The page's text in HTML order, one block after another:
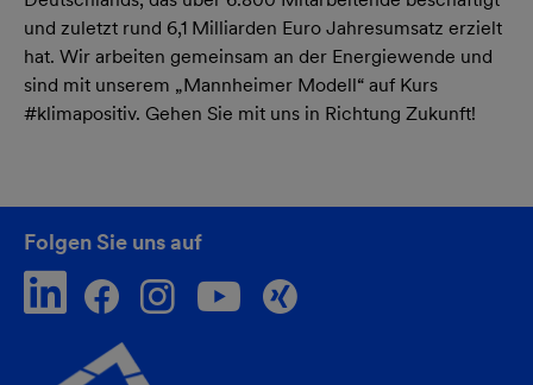
und zuletzt rund 6,1 Milliarden Euro Jahresumsatz erzielt
hat. Wir arbeiten gemeinsam an der Energiewende und
sind mit unserem „Mannheimer Modell“ auf Kurs
#klimapositiv. Gehen Sie mit uns in Richtung Zukunft!
Folgen Sie uns auf